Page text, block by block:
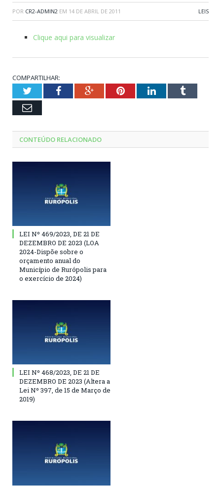
POR CR2-ADMIN2 EM 14 DE ABRIL DE 2011 LEIS
Clique aqui para visualizar
COMPARTILHAR:
TwitterFacebookGoogle+PinterestLinkedInTumblr
Email
CONTEÚDO RELACIONADO
LEI Nº 469/2023, DE 21 DE
DEZEMBRO DE 2023 (LOA
2024-Dispõe sobre o
orçamento anual do
Município de Rurópolis para
o exercício de 2024)
LEI Nº 468/2023, DE 21 DE
DEZEMBRO DE 2023 (Altera a
Lei Nº 397, de 15 de Março de
2019)